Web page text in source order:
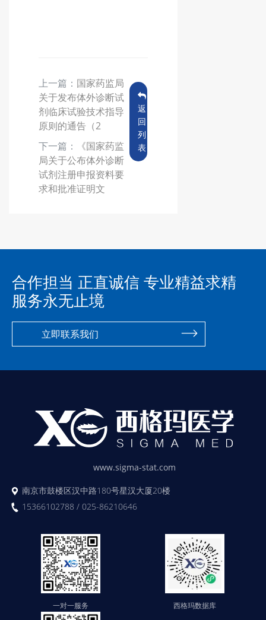
上一篇： 国家药监局
关于发布体外诊断试
剂临床试验技术指导
原则的通告（2
下一篇：
《国家药监
局关于公布体外诊断
试剂注册申报资料要
求和批准证明文
返
回
列
表
合作担当 正直诚信 专业精益求精
服务永无止境
立即联系我们
www.sigma-stat.com
南京市鼓楼区汉中路180号星汉大厦20楼
15366102788 / 025-86210646
一对一服务 西格玛数据库